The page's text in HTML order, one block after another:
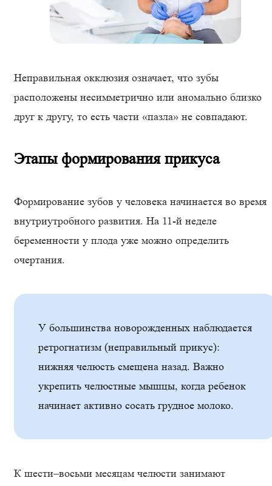
Неправильная окклюзия означает, что зубы
расположены несимметрично или аномально близко
друг к другу, то есть части «пазла» не совпадают.
Этапы формирования прикуса
Формирование зубов у человека начинается во время
внутриутробного развития. На 11-й неделе
беременности у плода уже можно определить
очертания.
У большинства новорожденных наблюдается
ретрогнатизм (неправильный прикус):
нижняя челюсть смещена назад. Важно
укрепить челюстные мышцы, когда ребенок
начинает активно сосать грудное молоко.
К шести–восьми месяцам челюсти занимают